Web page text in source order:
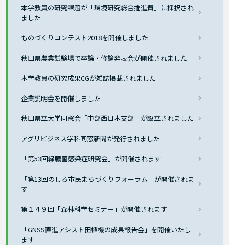
本学教員の研究課題が「環境研究総合推進費」に採択され
ました
ものづくりコンテスト2018を開催しました
秋田県農業試験場で卒論・修論発表会が開催されました
本学教員の研究成果CGが雑誌掲載されました
企業説明会を開催しました
秋田県立大学同窓会「中部西日本支部」が設立されました
アグリビジネス学科同窓新聞が発行されました
「第53回緑膿菌感染症研究会」が開催されます
「第13回のしろ市民まちづくりフォーラム」が開催されま
す
第１４９回「森林科学セミナー」が開催されます
「GNSS直進アシスト田植機の成果報告会」を開催いたし
ます